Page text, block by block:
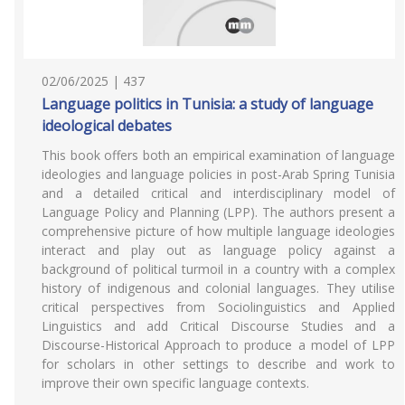
02/06/2025 | 437
Language politics in Tunisia: a study of language
ideological debates
This book offers both an empirical examination of language
ideologies and language policies in post-Arab Spring Tunisia
and a detailed critical and interdisciplinary model of
Language Policy and Planning (LPP). The authors present a
comprehensive picture of how multiple language ideologies
interact and play out as language policy against a
background of political turmoil in a country with a complex
history of indigenous and colonial languages. They utilise
critical perspectives from Sociolinguistics and Applied
Linguistics and add Critical Discourse Studies and a
Discourse-Historical Approach to produce a model of LPP
for scholars in other settings to describe and work to
improve their own specific language contexts.